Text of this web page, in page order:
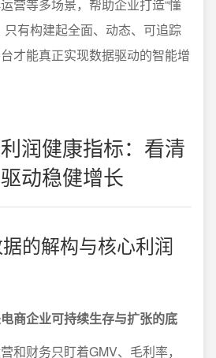
营等多场景，帮助企业打造“懂
只有构建起全面、动态、可追踪
才能真正实现数据驱动的智能增
润健康指标：看清
动稳健增长
的解构与核心利润
商企业可持续生存与扩张的底
和财务只盯着GMV、毛利率，